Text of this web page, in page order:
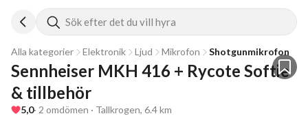
Sök efter det du vill hyra
Alla kategorier Elektronik Ljud Mikrofon Shotgunmikrofon
Sennheiser MKH 416 + Rycote Softie
& tillbehör
5,0· 2 omdömen · Tallkrogen, 6.4 km